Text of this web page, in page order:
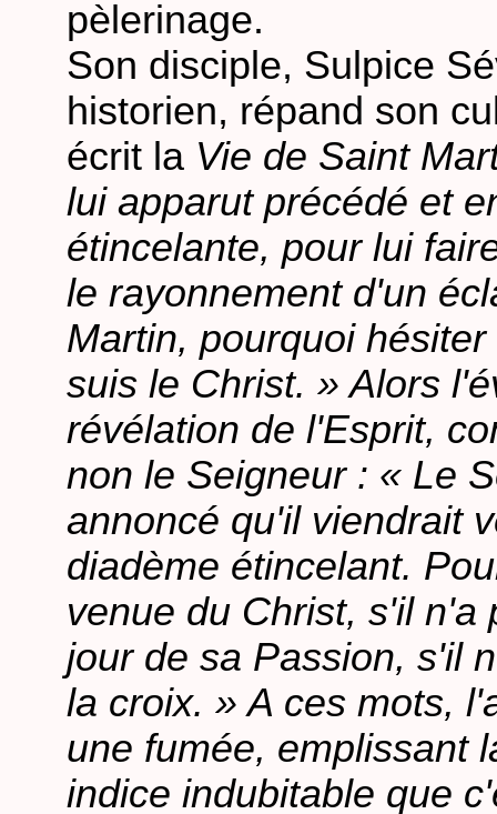
pèlerinage.
Son disciple, Sulpice
historien, répand son
écrit la Vie de Saint
lui apparut précédé et
étincelante, pour lui
le rayonnement d'un
Martin, pourquoi
suis le Christ. » Alors
révélation de l'Esprit,
non le Seigneur : « Le
annoncé qu'il viendrait
diadème étincelant.
venue du Christ, s'il n'a
jour de sa Passion, s'il
la croix. » A ces mots,
une fumée, emplissant
indice indubitable que